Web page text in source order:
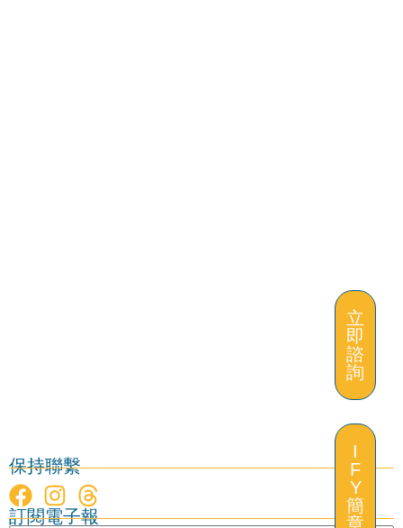
立
即
保持聯繫
訂閱電子報
立
即
諮
詢
I
F
Y
簡
章